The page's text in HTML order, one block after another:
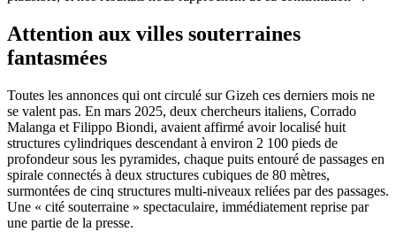
Attention aux villes souterraines
fantasmées
Toutes les annonces qui ont circulé sur Gizeh ces derniers mois ne
se valent pas. En mars 2025, deux chercheurs italiens, Corrado
Malanga et Filippo Biondi, avaient affirmé avoir localisé huit
structures cylindriques descendant à environ 2 100 pieds de
profondeur sous les pyramides, chaque puits entouré de passages en
spirale connectés à deux structures cubiques de 80 mètres,
surmontées de cinq structures multi-niveaux reliées par des passages.
Une « cité souterraine » spectaculaire, immédiatement reprise par
une partie de la presse.